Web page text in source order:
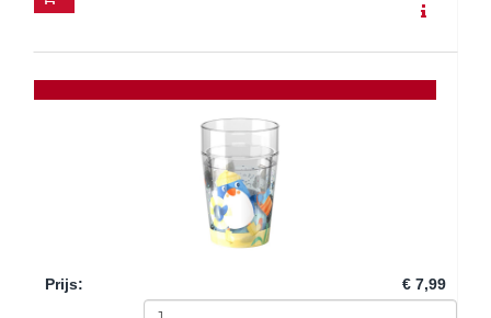
Prijs: € 7,99